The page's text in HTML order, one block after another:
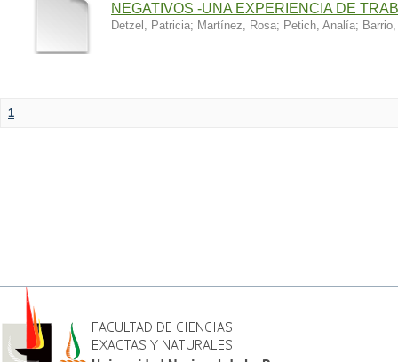
NEGATIVOS -UNA EXPERIENCIA DE
Detzel, Patricia; Martínez, Rosa; Petich, Analía;
1